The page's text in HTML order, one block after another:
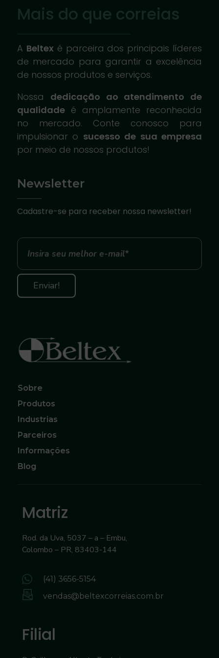
Mais do que correias
A Beltex é parceira dos principais líderes
de mercado para garantir a excelência
de nossos produtos e serviços.
Nossa dedicação ao atendimento de
qualidade é amplamente reconhecida
no mercado. Conte conosco para
impulsionar o sucesso de sua empresa
por meio de nossos produtos!
Newsletter
Cadastre-se para receber nossa newsletter!
Sobre
Produtos
Industrias
Parceiros
Informações
Blog
Matriz
Rod. da Uva, 5037 – a – Embu,
Colombo – PR, 83403-144
(41) 3656-5154
vendas@beltexcorreias.com.br
Filial